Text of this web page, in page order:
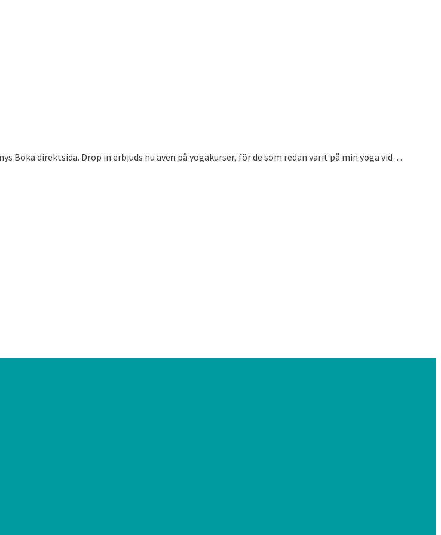
direktsida. Drop in erbjuds nu även på yogakurser, för de som redan varit på min yoga vid…